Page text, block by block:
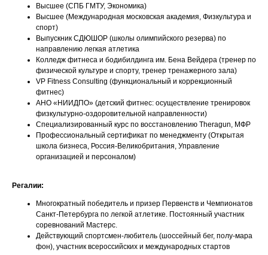
Высшее (СПБ ГМТУ, Экономика)
Высшее (Международная московская академия, Физкультура и
спорт)
Выпускник СДЮШОР (школы олимпийского резерва) по
направлению легкая атлетика
Колледж фитнеса и бодибилдинга им. Бена Вейдера (тренер по
физической культуре и спорту, тренер тренажерного зала)
VP Fitness Consulting (функциональный и коррекционный
фитнес)
АНО «НИИДПО» (детский фитнес: осуществление тренировок
физкультурно-оздоровительной направленности)
Специализированный курс по восстановлению Theragun, МФР
Профессиональный сертификат по менеджменту (Открытая
школа бизнеса, Россия-Великобритания, Управление
организацией и персоналом)
Регалии:
Многократный победитель и призер Первенств и Чемпионатов
Санкт-Петербурга по легкой атлетике. Постоянный участник
соревнований Мастерс.
Действующий спортсмен-любитель (шоссейный бег, полу-мара
фон), участник всероссийских и международных стартов